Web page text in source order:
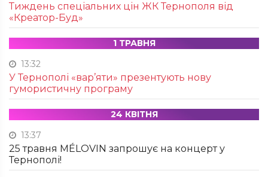
Тиждень спеціальних цін ЖК Тернополя від
«Креатор-Буд»
1 ТРАВНЯ
13:32
У Тернополі «вар’яти» презентують нову
гумористичну програму
24 КВІТНЯ
13:37
25 травня MÉLOVIN запрошує на концерт у
Тернополі!